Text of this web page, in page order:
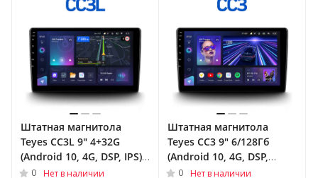
Штатная магнитола
Teyes CC3L 9" 4+32G
(Android 10, 4G, DSP, IPS)
для Audi TT II (8J)
0 Нет в наличии
Штатная магнитола
Teyes CC3 9" 6/128Гб
(Android 10, 4G, DSP,
QLed) для Audi TT II (8J)
0 Нет в наличии